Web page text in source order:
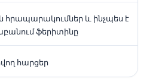
և ինչպես է
ֆերիտինը
հարցեր